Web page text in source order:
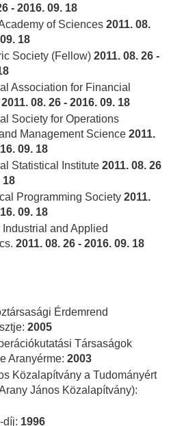
- 2016. 09. 18
of Sciences 2011. 08.
18
Society (Fellow) 2011. 08. 26 -
Association for Financial
2011. 08. 26 - 2016. 09. 18
Society for Operations
Management Science 2011.
09. 18
Statistical Institute 2011. 08. 26
18
Programming Society 2011.
09. 18
Industrial and Applied
2011. 08. 26 - 2016. 09. 18
Érdemrend
2005
Társaságok
Aranyérme: 2003
Közalapítvány a Tudományért
János Közalapítvány):
díj: 1996